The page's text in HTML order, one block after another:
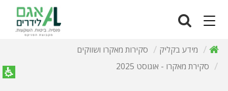
Navigation
מידע בקליק
סקירות מאקרו ושווקים
סקירת מאקרו - אוגוסט 2025